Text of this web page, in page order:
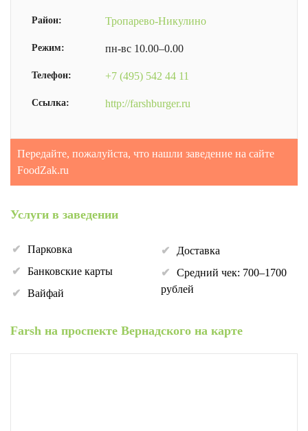
Район: Тропарево-Никулино
Режим: пн-вс 10.00–0.00
Телефон: +7 (495) 542 44 11
Ссылка: http://farshburger.ru
Передайте, пожалуйста, что нашли заведение на сайте
FoodZak.ru
Услуги в заведении
Парковка
Банковские карты
Вайфай
Доставка
Средний чек: 700–1700
рублей
Farsh на проспекте Вернадского на карте